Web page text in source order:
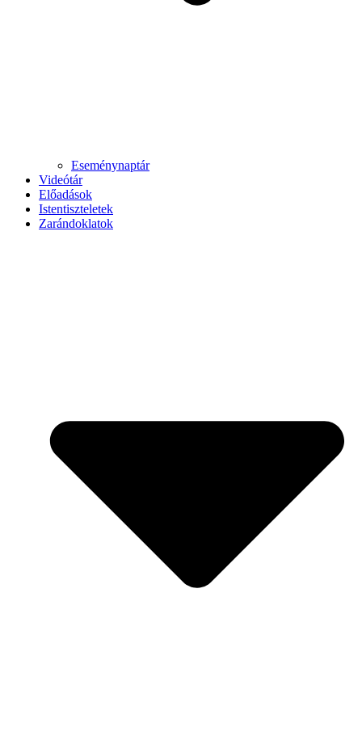
Eseménynaptár
Videótár
Előadások
Istentiszteletek
Zarándoklatok